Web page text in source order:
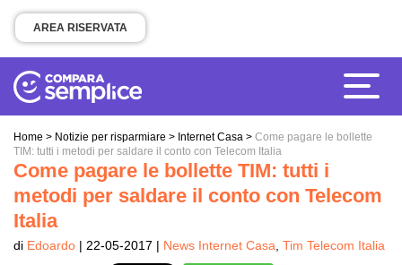
AREA RISERVATA
Home > Notizie per risparmiare > Internet Casa > Come pagare le bollette
TIM: tutti i metodi per saldare il conto con Telecom Italia
Come pagare le bollette TIM: tutti i
metodi per saldare il conto con Telecom
Italia
di Edoardo | 22-05-2017 | News Internet Casa Tim Telecom Italia